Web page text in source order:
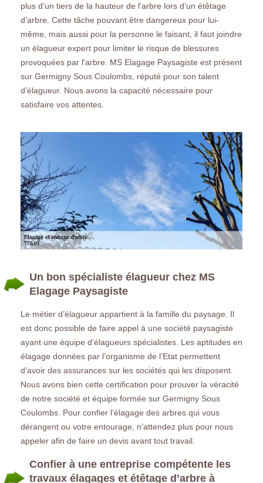
plus d'un tiers de la hauteur de l'arbre lors d’un étêtage
d’arbre. Cette tâche pouvant être dangereux pour lui-
même, mais aussi pour la personne le faisant, il faut joindre
un élagueur expert pour limiter le risque de blessures
provoquées par l'arbre. MS Elagage Paysagiste est présent
sur Germigny Sous Coulombs, réputé pour son talent
d’élagueur. Nous avons la capacité nécessaire pour
satisfaire vos attentes.
Un bon spécialiste élagueur chez MS
Elagage Paysagiste
Le métier d’élagueur appartient à la famille du paysage. Il
est donc possible de faire appel à une société paysagiste
ayant une équipe d’élagueurs spécialistes. Les aptitudes en
élagage données par l’organisme de l’Etat permettent
d’avoir des assurances sur les sociétés qui les disposent.
Nous avons bien cette certification pour prouver la véracité
de notre société et équipe formée sur Germigny Sous
Coulombs. Pour confier l’élagage des arbres qui vous
dérangent ou votre entourage, n’attendez plus pour nous
appeler afin de faire un devis avant tout travail.
Confier à une entreprise compétente les
travaux élagages et étêtage d’arbre à